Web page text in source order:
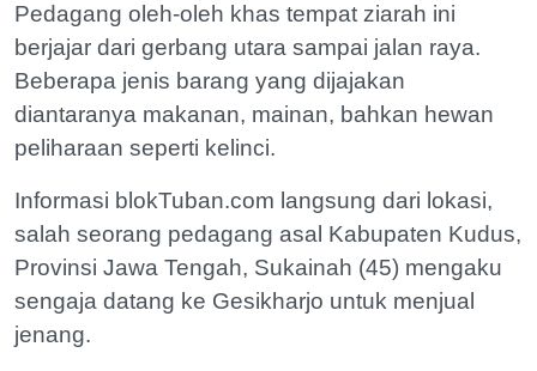
Pedagang oleh-oleh khas tempat ziarah ini
berjajar dari gerbang utara sampai jalan raya.
Beberapa jenis barang yang dijajakan
diantaranya makanan, mainan, bahkan hewan
peliharaan seperti kelinci.
Informasi blokTuban.com langsung dari lokasi,
salah seorang pedagang asal Kabupaten Kudus,
Provinsi Jawa Tengah, Sukainah (45) mengaku
sengaja datang ke Gesikharjo untuk menjual
jenang.